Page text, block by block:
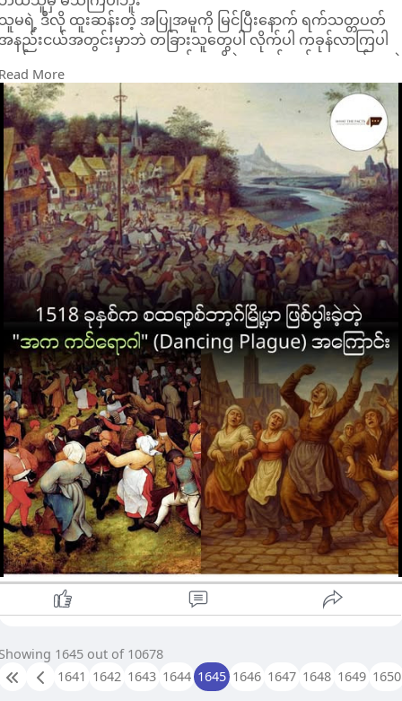
မရဲ့ ဒီလို ထူးဆန်းတဲ့ အပြုအမူကို မြင်ပြီးနောက် ရက်သတ္တပတ်
နည်းငယ်အတွင်းမှာဘဲ တခြားသူတွေပါ လိုက်ပါ ကခုန်လာကြပါ
ယ် ပထမတော့ လူ ၃၀ လောက်သာ ရှိခဲ့ပေမယ့် တစ်လအတွင်းမှာပဲ
၄၀၀ ကျော် အထိ တိုးလာခဲ့ပါတယ် သူတို့ဟာ နားမလည်နိုင်
ောက်အောင် စိတ်လှုပ်ရှားစွာနဲ့ ကခဲ့ကြပြီး လဲကျတာမျိုး၊ အိပ်တာ
ျိုးမရှိဘဲ ကခဲ့ကြတယ်လို့ မှတ်တမ်းတွေမှာ ဖော်ပြထားပါတယ်
ဖြည်းဖြည်းနဲ့ လူတွေဟာ ပိုများလာပြီး အဆက်မပြတ် ကခုန်လာ
ြပါတယ် နေ့စဉ် လူ ၁၅ ဦး လောက်ဟာ နှလုံးရောဂါဖောက်ခြင်း၊
းနှောက်သွေးကြောပြတ်ခြင်း (stroke) နဲ့ ပင်ပန်းနွမ်းနယ်ခြင်းတို့
ြောင့် ေxသဆုံးခဲ့ရပါတယ်
ောက်ဆုံးမှာတော့ အာဏာပိုင်တွေဟာ ကခုန်ခြင်းကို တားမြစ်ခဲ့ပါ
ယ် ကခုန်နေတဲ့သူတွေကိုလည်း ဘုရားကျောင်းတစ်ကျောင်းဆီကို
ေါ်သွားပြီး ဆေးဝါးကုသမှုတွေပေးကာ အတင်းအကျပ် နားခိုင်းခဲ့ပါ
ယ်
လိုဖြစ်ရခြင်းနဲ့ပတ်သက်လို့ သီအိုရီနှစ်ခု ထွက်ပေါ်လာခဲ့ပါတယ်
Mass Hysteria (အစုလိုက်အပြုံလိုက် စိတ်ခြောက်ခြားမှု)
မိုင်းပညာရှင်တွေနဲ့ ဆေးပညာရှင်အများစုက ဒီသီအိုရီကို လက်ခံ
ြပါတယ် အဲဒီခေတ်က စထရာ့စ်ဘာ့ဂ်မြို့မှာ အစာငတ်မွတ်မှု၊
ောဂါဘယနဲ့ ဆင်းရဲမွဲတေမှုတွေ အပြင်းအထန် ဖြစ်ပွားနေတာ
ြောင့် လူတွေဟာ စိတ်ပိုင်းဆိုင်ရာ ဖိစီးမှုတွေ အလွန်များပြားနေခဲ့ပါ
ယ် ဒီစိတ်ဖိစီးမှုတွေကြောင့် အစုလိုက်အပြုံလိုက် စိတ်ခြောက်ခြား
ဖြစ်ပွားပြီး ကခုန်တဲ့ ပုံစံမျိုးနဲ့ ပြင်ပကို ထွက်ပေါ်လာခဲ့တယ်လို့
ဆကြပါတယ်
Ergot Poisoning (အာဂေါ့ အဆိပ်သင့်ခြင်း)
သီအိုရီအရ မိုးစပါး၊ ဂျုံစပါးတွေပေါ်မှာ ပေါက်ရောက်တတ်တဲ့ မှို
စ်မျိုးဖြစ်တဲ့ Ergot မှိုဟာ အဆိပ်သင့်စေနိုင်ပါတယ် ဒီမှိုဟာ
န္ဓာကိုယ်ထဲကို ရောက်ရှိသွားတဲ့အခါ အတက်ရောဂါ၊ ကြွက်တက်
ာ၊ အမြင်မှားယွင်းတာနဲ့ စိတ်ကယောင်ခြောက်ခြားဖြစ်တာတွေကို
ြစ်စေနိုင်ပါတယ် ဒါပေမဲ့ က တဲ့သူတွေမှာ အမြင်မှားယွင်းတဲ့
က္ခဏာမျိုး သေချာတိကျစွာ မတွေ့ရတဲ့အတွက် ဒီသီအိုရီကို
သယရှိသူတွေလည်း ရှိပါတယ်
တိအကျ မသိရသေးဘဲ သမိုင်းတစ်လျှောက်မှာ အဆန်းကြယ်ဆုံးနဲ့
တ်ဝင်စားစရာအကောင်းဆုံး လျှို့ဝှက်ချက်တွေထဲက တစ်ခုအဖြစ်
More
1645 out of 10678
1641 1642 1643 1644 1645 1646 1647 1648 1649 1650